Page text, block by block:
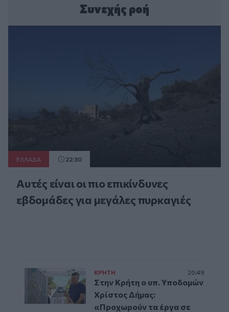
Συνεχής ροή
ΕΛΛAΔΑ 22:30
Αυτές είναι οι πιο επικίνδυνες
εβδομάδες για μεγάλες πυρκαγιές
ΚΡΗΤΗ 20:49
Στην Κρήτη ο υπ. Υποδομών
Χρίστος Δήμας:
«Προχωρούν τα έργα σε